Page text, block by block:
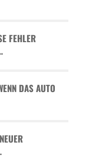
FEHLER
DAS AUTO